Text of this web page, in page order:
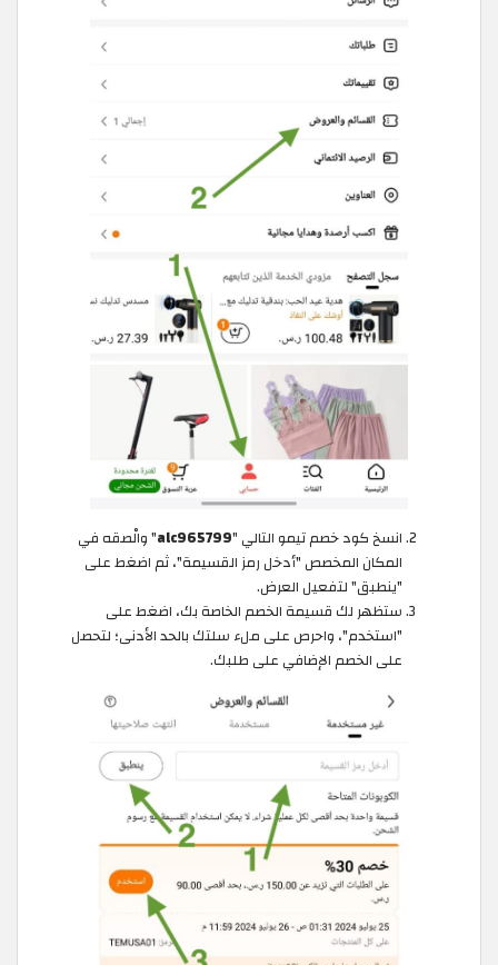
انسخ كود خصم تيمو التالي "alc965799" والْصقه في
المكان المخصص "أدخل رمز القسيمة"، ثم اضغط على
"ينطبق" لتفعيل العرض.
ستظهر لك قسيمة الخصم الخاصة بك، اضغط على
"استخدم"، واحرص على ملء سلتك بالحد الأدنى؛ لتحصل
على الخصم الإضافي على طلبك.